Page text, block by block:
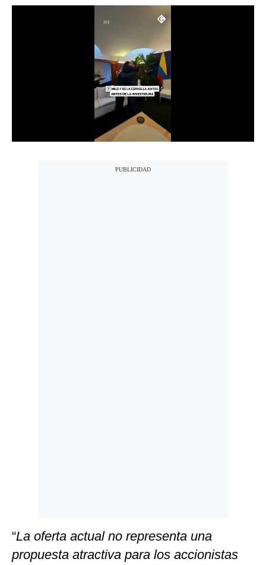
Gestión TV
“La oferta actual no representa una
propuesta atractiva para los accionistas